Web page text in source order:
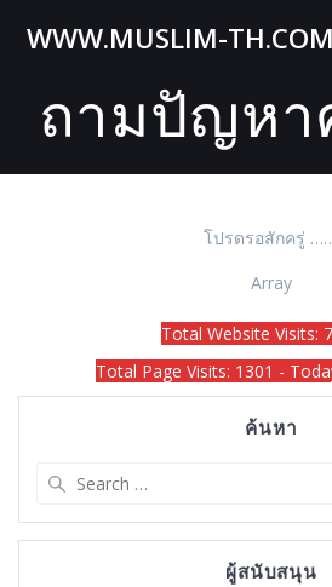
to
WWW.MUSLIM-TH.COM
ถามปัญหา
ค้นหา
ผู้สนับสนุน
โปรดรอสักครู่
Array
Total Website Visits:
Total Page Visits: 1301 -